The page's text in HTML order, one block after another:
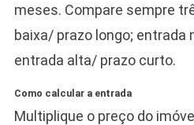
meses. Compare sempre
baixa/ prazo longo; entrada
entrada alta/ prazo curto.
Como calcular a entrada
Multiplique o preço do